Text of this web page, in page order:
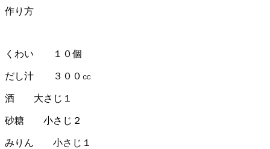
作り方
くわい １０個
だし汁 ３００㏄
酒 大さじ１
砂糖 小さじ２
みりん 小さじ１